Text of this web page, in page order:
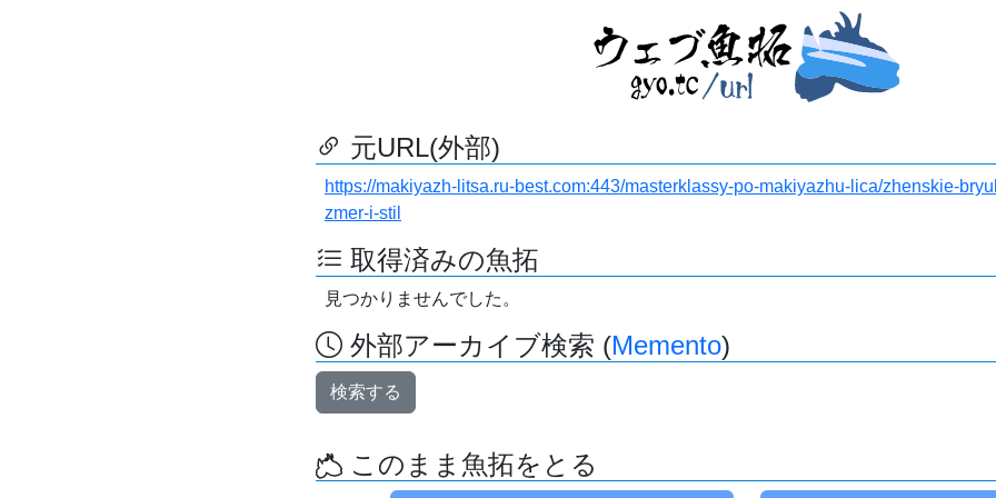
元URL(外部)
https://makiyazh-litsa.ru-best.com:443/masterklassy-po-makiyazhu-lica/zhenskie-
zmer-i-stil
取得済みの魚拓
見つかりませんでした。
外部アーカイブ検索 (Memento)
検索する
このまま魚拓をとる